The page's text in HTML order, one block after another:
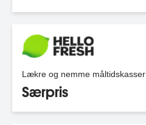
Lækre og nemme måltidskasser
Særpris